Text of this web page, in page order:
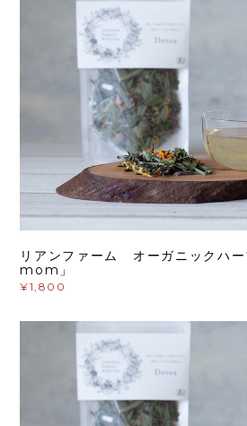
リアンファーム オーガニックハ
mom」
¥1,800